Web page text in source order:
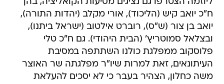
ח"כ יואב קיש (הליכוד), אורי מקלב (יהדות התורה),
יואב בן צור (ש"ס), רוברט אילטוב (ישראל ביתנו),
ובצלאל סמוטריץ' (הבית היהודי). גם ח"כ טלי
פלוסקוב ממפלגת כולנו השתתפה במסיבת
העיתונאים, זאת למרות שיו"ר מפלגתה שר האוצר
משה כחלון, הצהיר בעבר כי לא יסכים להעלאת